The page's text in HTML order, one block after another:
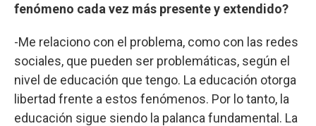
fenómeno cada vez más presente y extendido?
-Me relaciono con el problema, como con las redes
sociales, que pueden ser problemáticas, según el
nivel de educación que tengo. La educación otorga
libertad frente a estos fenómenos. Por lo tanto, la
educación sigue siendo la palanca fundamental. La